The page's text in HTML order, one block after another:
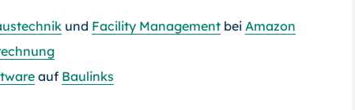
und Facility Management bei Amazon
auf Baulinks